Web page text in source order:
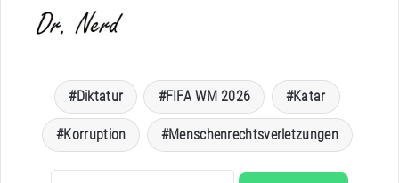
Diktatur FIFA WM 2026 Katar
Korruption Menschenrechtsverletzungen